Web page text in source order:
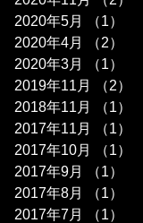
2020年5月
（1）
2020年4月
（2）
2020年3月
（1）
2019年11月
（2）
2018年11月
（1）
2017年11月
（1）
2017年10月
（1）
2017年9月
（1）
2017年8月
（1）
2017年7月
（1）